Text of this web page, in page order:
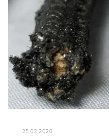
25.02.2026